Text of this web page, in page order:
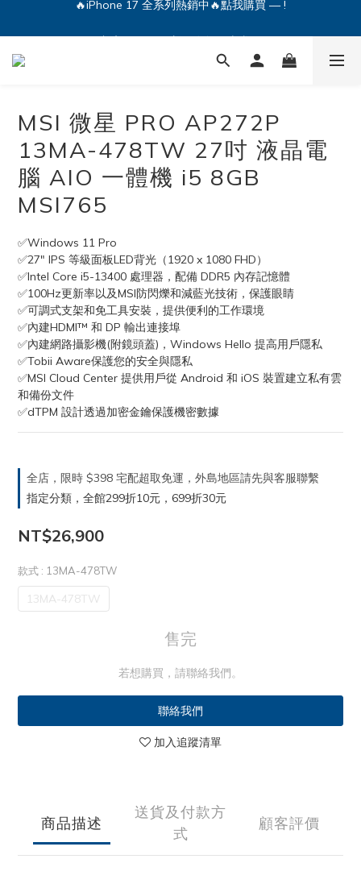
🔥iPhone 17 全系列熱銷中🔥點我購買 — !
MSI 微星 PRO AP272P
13MA-478TW 27吋 液晶電
腦 AIO 一體機 i5 8GB
MSI765
✅Windows 11 Pro
✅27" IPS 等級面板LED背光（1920 x 1080 FHD）
✅Intel Core i5-13400 處理器，配備 DDR5 內存記憶體
✅100Hz更新率以及MSI防閃爍和減藍光技術，保護眼睛
✅可調式支架和免工具安裝，提供便利的工作環境
✅內建HDMI™ 和 DP 輸出連接埠
✅內建網路攝影機(附鏡頭蓋)，Windows Hello 提高用戶隱私
✅Tobii Aware保護您的安全與隱私
✅MSI Cloud Center 提供用戶從 Android 和 iOS 裝置建立私有雲
和備份文件
✅dTPM 設計透過加密金鑰保護機密數據
全店，限時 $398 宅配超取免運，外島地區請先與客服聯繫
指定分類，全館299折10元，699折30元
NT$26,900
款式 : 13MA-478TW
13MA-478TW
售完
若想購買，請聯絡我們。
聯絡我們
加入追蹤清單
商品描述
送貨及付款方
式
顧客評價